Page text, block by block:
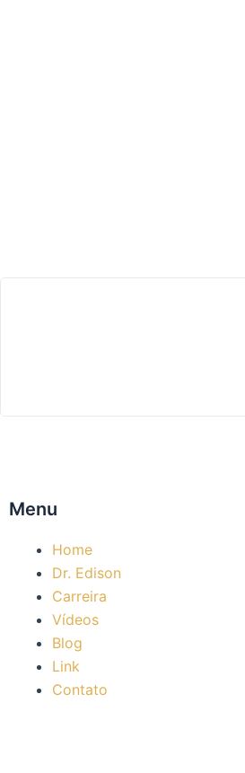
Menu
Home
Dr. Edison
Carreira
Vídeos
Blog
Link
Contato